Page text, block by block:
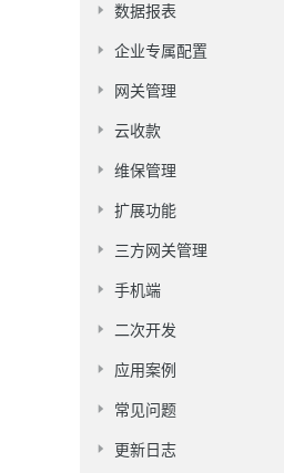
数据报表
企业专属配置
网关管理
云收款
维保管理
扩展功能
三方网关管理
手机端
二次开发
应用案例
常见问题
更新日志